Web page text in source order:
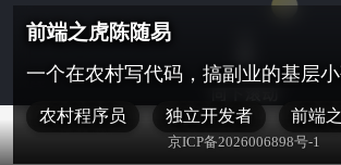
前端之虎陈随易
一个在农村写代码，搞副业的基层小
农村程序员 独立开发者 前端
京ICP备2026006898号-1